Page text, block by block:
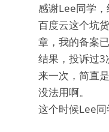
感谢Lee同学，
百度云这个坑
章，我的备案
结果，投诉过
来一次，简直
没法用啊。
这个时候Lee同